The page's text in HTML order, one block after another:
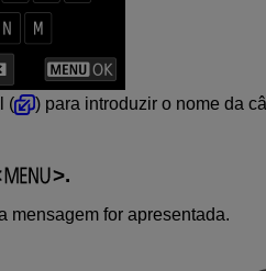
( ) para introduzir o nome da
.
mensagem for apresentada.